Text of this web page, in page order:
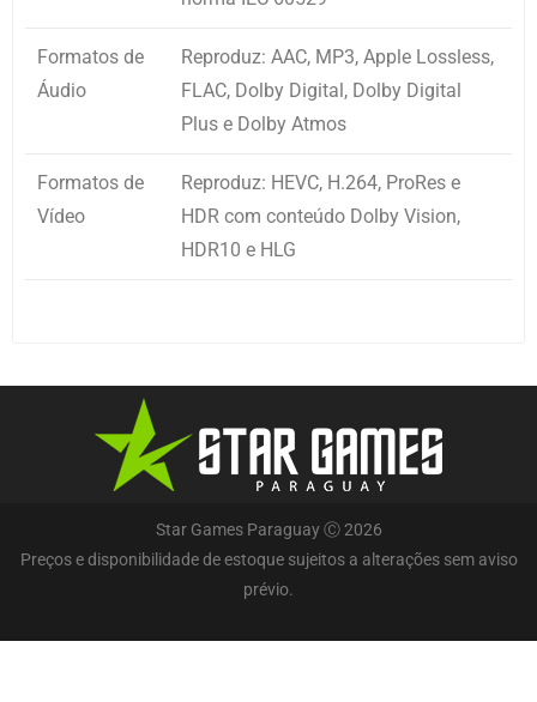
Formatos de
Áudio
Reproduz: AAC, MP3, Apple Lossless,
FLAC, Dolby Digital, Dolby Digital
Plus e Dolby Atmos
Formatos de
Vídeo
Reproduz: HEVC, H.264, ProRes e
HDR com conteúdo Dolby Vision,
HDR10 e HLG
Star Games Paraguay Ⓒ 2026
Preços e disponibilidade de estoque sujeitos a alterações sem aviso
prévio.